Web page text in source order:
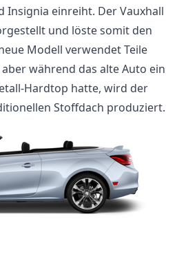
Insignia einreiht. Der Vauxhall
und löste somit den
Modell verwendet Teile
während das alte Auto ein
Hardtop hatte, wird der
Stoffdach produziert.